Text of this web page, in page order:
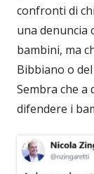
confronti di
una denuncia
bambini, ma
Bibbiano o
Sembra che
difendere i